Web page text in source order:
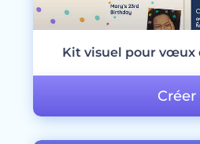
Kit visuel pour vœux
Créer